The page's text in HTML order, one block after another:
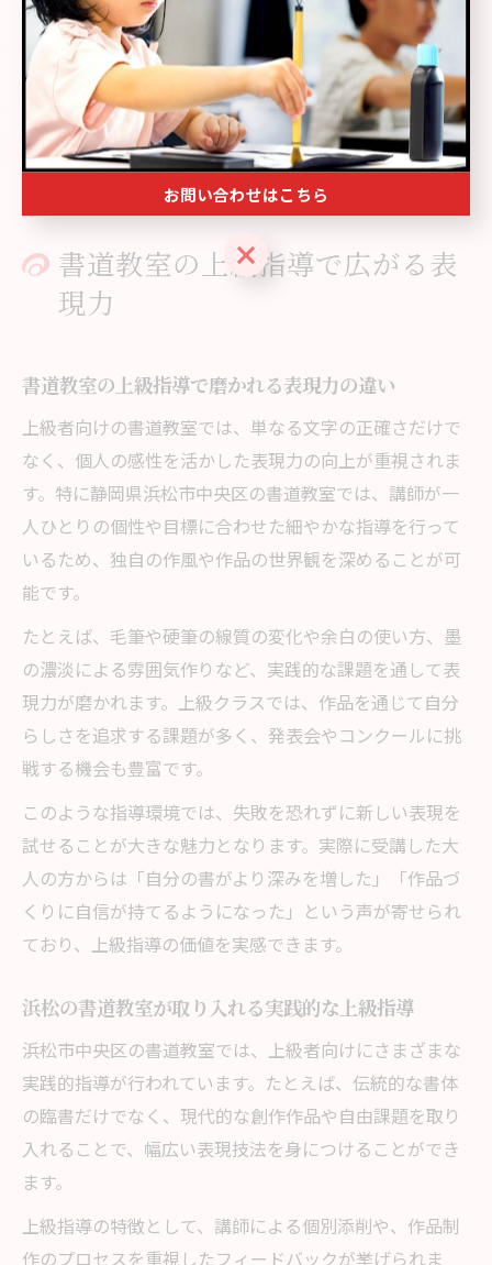
また、現地での比較ポイントとしては、講師による個別
添削の頻度、コンクールや展覧会への参加機会、指導の
きめ細かさなどが挙げられます。実際に複数の教室を見
学し、無料体験を利用することで、自分に合った最適な
学びの場を選ぶことができるでしょう。
書道教室の上級指導で広がる表
現力
書道教室の上級指導で磨かれる表現力の違い
上級者向けの書道教室では、単なる文字の正確さだけで
なく、個人の感性を活かした表現力の向上が重視されま
す。特に静岡県浜松市中央区の書道教室では、講師が一
人ひとりの個性や目標に合わせた細やかな指導を行って
いるため、独自の作風や作品の世界観を深めることが可
能です。
たとえば、毛筆や硬筆の線質の変化や余白の使い方、墨
の濃淡による雰囲気作りなど、実践的な課題を通して表
現力が磨かれます。上級クラスでは、作品を通じて自分
らしさを追求する課題が多く、発表会やコンクールに挑
戦する機会も豊富です。
このような指導環境では、失敗を恐れずに新しい表現を
試せることが大きな魅力となります。実際に受講した大
人の方からは「自分の書がより深みを増した」「作品づ
くりに自信が持てるようになった」という声が寄せられ
ており、上級指導の価値を実感できます。
浜松の書道教室が取り入れる実践的な上級指導
浜松市中央区の書道教室では、上級者向けにさまざまな
実践的指導が行われています。たとえば、伝統的な書体
の臨書だけでなく、現代的な創作作品や自由課題を取り
入れることで、幅広い表現技法を身につけることができ
ます。
上級指導の特徴として、講師による個別添削や、作品制
作のプロセスを重視したフィードバックが挙げられま
お問い合わせはこちら
お問い合わせはこちら